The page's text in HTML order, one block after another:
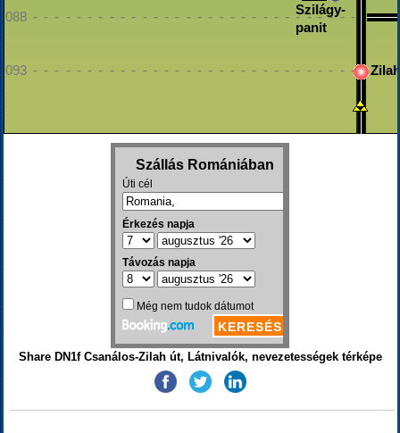
Szilágy-
panit
088 - - - - - - - - - - - - - - - - - - - - - - - - - - - - - - - - -
093 - - - - - - - - - - - - - - - - - - - - - - - - - - - - - - - - -
Zilah
Share DN1f Csanálos-Zilah út, Látnivalók, nevezetességek térképe